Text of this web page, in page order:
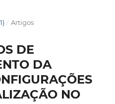
/ Artigos
DE
DA
NO